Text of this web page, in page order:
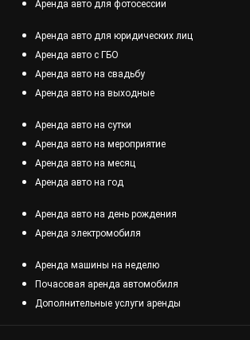
Аренда авто для фотосессии
Аренда авто для юридических лиц
Аренда авто с ГБО
Аренда авто на свадьбу
Аренда авто на выходные
Аренда авто на сутки
Аренда авто на мероприятие
Аренда авто на месяц
Аренда авто на год
Аренда авто на день рождения
Аренда электромобиля
Аренда машины на неделю
Почасовая аренда автомобиля
Дополнительные услуги аренды